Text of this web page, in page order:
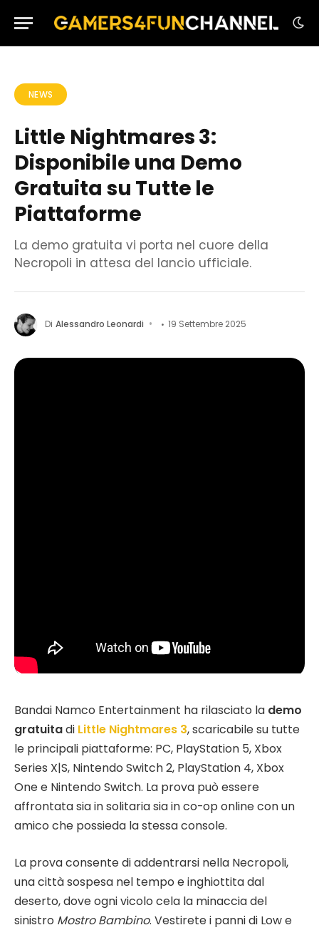
NEWS
Little Nightmares 3:
Disponibile una Demo
Gratuita su Tutte le
Piattaforme
La demo gratuita vi porta nel cuore della
Necropoli in attesa del lancio ufficiale.
Di Alessandro Leonardi 19 Settembre 2025
Bandai Namco Entertainment ha rilasciato la demo
gratuitadi Little Nightmares 3, scaricabile su tutte
le principali piattaforme: PC, PlayStation 5, Xbox
Series X|S, Nintendo Switch 2, PlayStation 4, Xbox
One e Nintendo Switch. La prova può essere
affrontata sia in solitaria sia in co-op online con un
amico che possieda la stessa console.
La prova consente di addentrarsi nella Necropoli,
una città sospesa nel tempo e inghiottita dal
deserto, dove ogni vicolo cela la minaccia del
sinistro Mostro Bambino. Vestirete i panni di Low e